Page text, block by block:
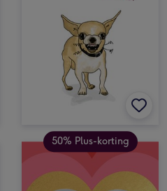
50% Plus-korting